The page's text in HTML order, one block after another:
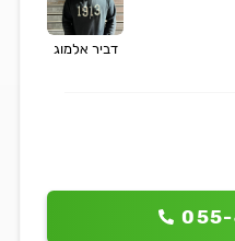
דביר אלמוג